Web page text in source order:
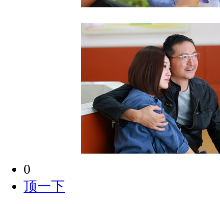
0
顶一下